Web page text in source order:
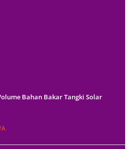
Bahan Bakar Tangki Solar